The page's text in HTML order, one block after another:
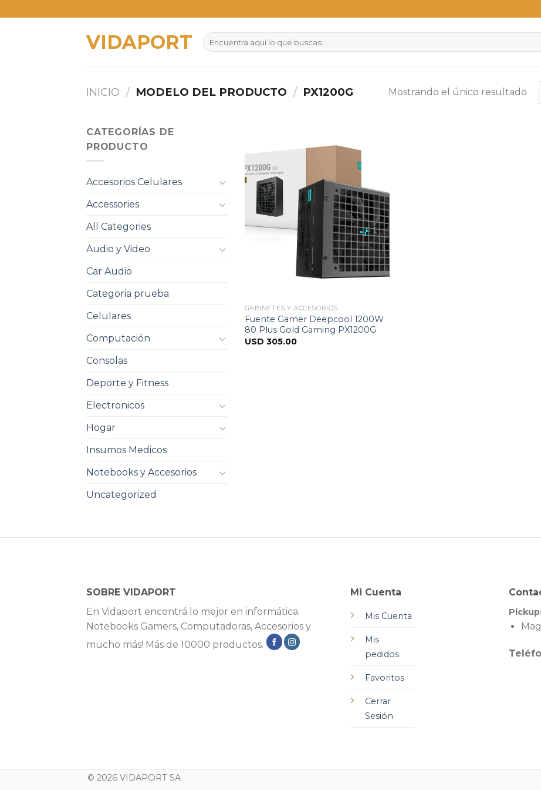
to
VIDAPORT
Buscar
por:
INICIO / MODELO DEL PRODUCTO / PX1200G Mostrando el único resultado
CATEGORÍAS DE
PRODUCTO
Accesorios Celulares
Accessories
All Categories
Audio y Video
Car Audio
Categoria prueba
Celulares
Computación
Consolas
Deporte y Fitness
Electronicos
Hogar
Insumos Medicos
Notebooks y Accesorios
Uncategorized
GABINETES Y ACCESORIOS
Fuente Gamer Deepcool 1200W
80 Plus Gold Gaming PX1200G
USD 305.00
SOBRE VIDAPORT
En Vidaport encontrá lo mejor en informática.
Notebooks Gamers, Computadoras, Accesorios y
mucho más! Más de 10000 productos.
Mi Cuenta
Mis Cuenta
Mis
pedidos
Favoritos
Cerrar
Sesión
© 2026 VIDAPORT SA